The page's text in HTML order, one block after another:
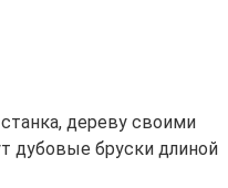
дереву своими
дубовые бруски длиной